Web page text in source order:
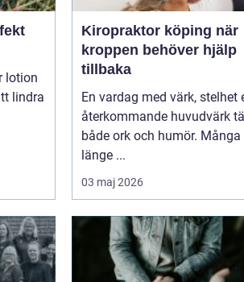
lotion
lindra
Kiropraktor köping när
kroppen behöver hjälp
tillbaka
En vardag med värk, stelhet
återkommande huvudvärk
både ork och humör. Många
länge ...
03 maj 2026